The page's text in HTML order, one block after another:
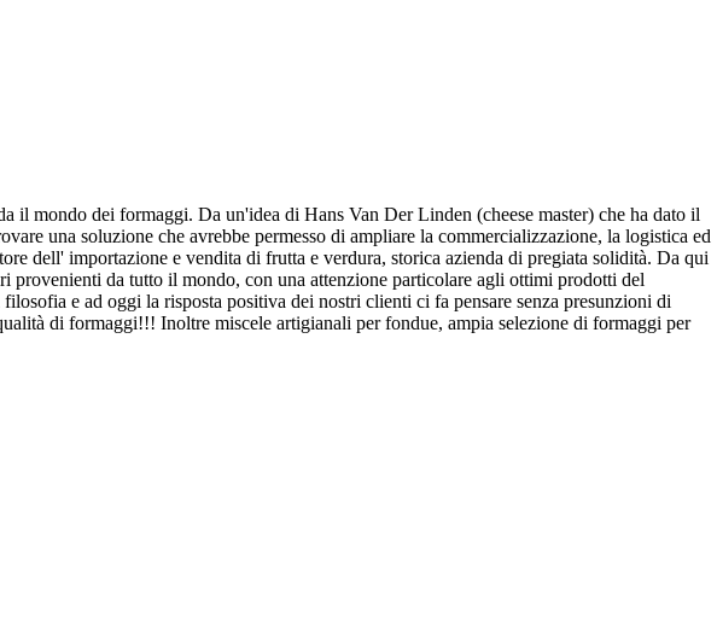
mondo dei formaggi. Da un'idea di Hans Van Der Linden (cheese master) che ha dato il
una soluzione che avrebbe permesso di ampliare la commercializzazione, la logistica ed
dell' importazione e vendita di frutta e verdura, storica azienda di pregiata solidità. Da qui
da tutto il mondo, con una attenzione particolare agli ottimi prodotti del
e ad oggi la risposta positiva dei nostri clienti ci fa pensare senza presunzioni di
di formaggi!!! Inoltre miscele artigianali per fondue, ampia selezione di formaggi per